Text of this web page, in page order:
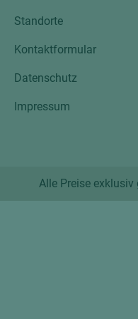
Standorte
Kontaktformular
Datenschutz
Impressum
Alle Preise exklusiv